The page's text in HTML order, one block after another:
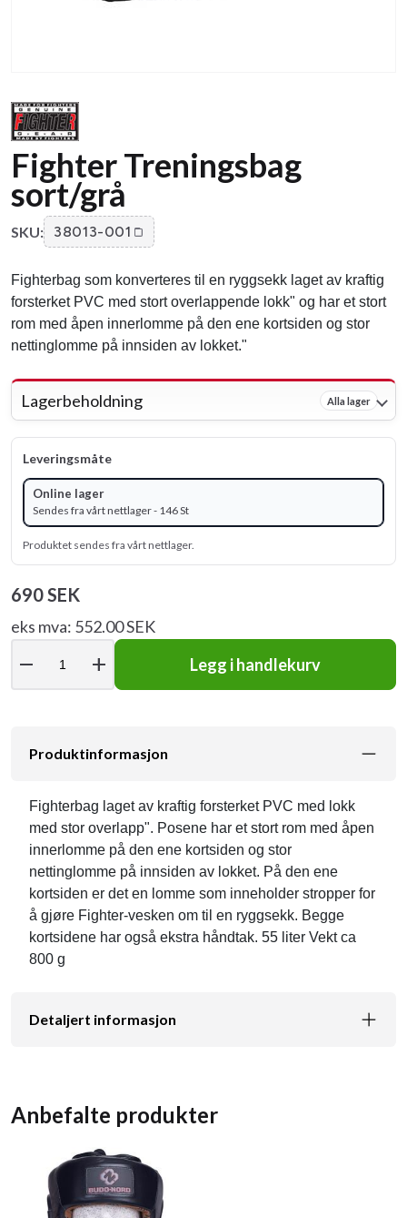
Fighter Treningsbag
sort/grå
SKU: 38013-001
Fighterbag som konverteres til en ryggsekk laget av kraftig
forsterket PVC med stort overlappende lokk" og har et stort
rom med åpen innerlomme på den ene kortsiden og stor
nettinglomme på innsiden av lokket."
Lagerbeholdning Alla lager
Leveringsmåte
Online lager
Sendes fra vårt nettlager - 146 St
Produktet sendes fra vårt nettlager.
690 SEK
eks mva: 552.00 SEK
remove add Legg i handlekurv
Produktinformasjon
Fighterbag laget av kraftig forsterket PVC med lokk
med stor overlapp". Posene har et stort rom med åpen
innerlomme på den ene kortsiden og stor
nettinglomme på innsiden av lokket. På den ene
kortsiden er det en lomme som inneholder stropper for
å gjøre Fighter-vesken om til en ryggsekk. Begge
kortsidene har også ekstra håndtak. 55 liter Vekt ca
800 g
Detaljert informasjon
Anbefalte produkter